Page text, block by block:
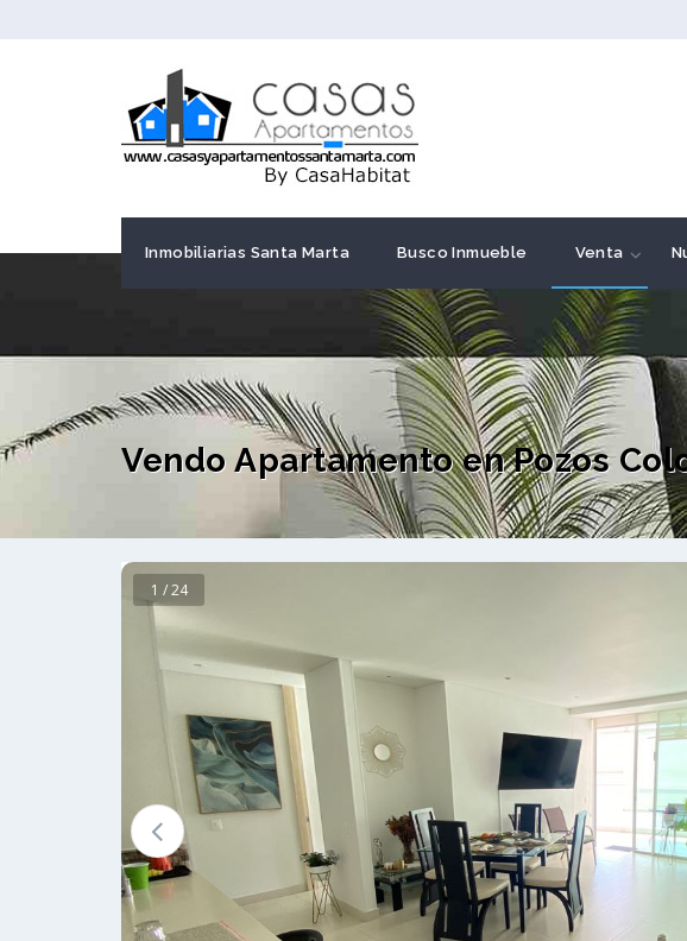
Inmobiliarias Santa Marta Busco Inmueble Venta
Vendo Apartamento en Pozos
1 / 24